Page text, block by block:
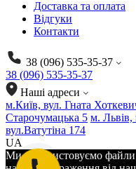
Доставка та оплата
Відгуки
Контакти
38 (096) 535-35-37
38 (096) 535-35-37
Наші адреси
м.Київ, вул. Гната
Старочумацька 5 м.
вул.Ватутіна 174
UA
Ми використовуємо